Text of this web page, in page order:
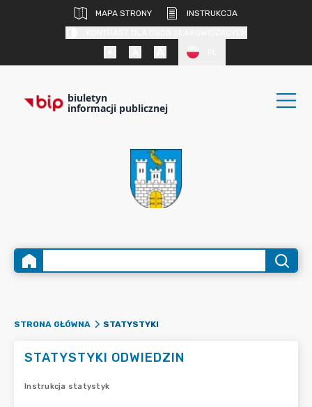
MAPA STRONY
INSTRUKCJA
biuletyn
informacji publicznej
STRONA GŁÓWNA STATYSTYKI
STATYSTYKI ODWIEDZIN
Instrukcja statystyk